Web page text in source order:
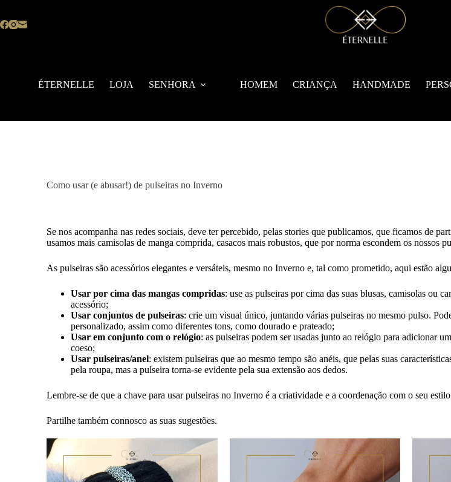
ÉTERNELLE LOJA SENHORA HOMEM CRIANÇA HANDMADE
Como usar (e abusar!) de pulseiras no Inverno
Se nos acompanha nas redes sociais, deve ter percebido, pelas stories que publicamos, que ficamos de
usamos mais camisolas de manga comprida, casacos mais robustos, que por norma escondem os nossos
As pulseiras são acessórios elegantes e versáteis, mesmo no Inverno e, tal como prometido, aqui estão
Usar por cima das mangas compridas: use as pulseiras por cima das suas blusas, camisolas ou
acessório;
Usar conjuntos de pulseiras: crie um visual único, juntando várias pulseiras no mesmo pulso.
personalizado, assim como diferentes tons, como dourado e prateado;
Usar em conjunto com o relógio: as pulseiras podem ser usadas junto ao relógio para adicionar
coeso;
Usar pulseiras/anel: existem pulseiras que ao mesmo tempo são anéis, que pelas suas
pela roupa, mas a pulseira torna-se evidente pela sua extensão aos dedos.
Lembre-se de que a chave para usar pulseiras no Inverno é a criatividade e a coordenação com o seu
Partilhe também connosco as suas sugestões.